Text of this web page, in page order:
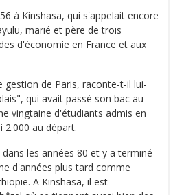
à Kinshasa, qui s'appelait encore
marié et père de trois
d'économie en France et aux
gestion de Paris, raconte-t-il lui-
qui avait passé son bac au
vingtaine d'étudiants admis en
2.000 au départ.
les années 80 et y a terminé
d'années plus tard comme
A Kinshasa, il est